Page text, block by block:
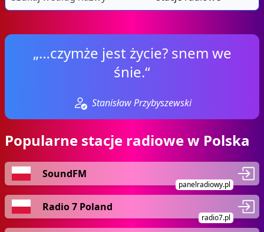
„…czymże jest życie? snem we
śnie.“
Stanisław Przybyszewski
Popularne stacje radiowe w Polska
SoundFM
panelradiowy.pl
Radio 7 Poland
radio7.pl